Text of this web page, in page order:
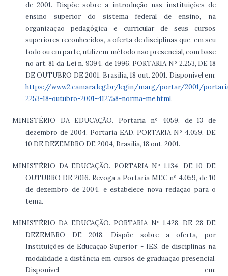
de 2001. Dispõe sobre a introdução nas instituições de
ensino superior do sistema federal de ensino, na
organização pedagógica e curricular de seus cursos
superiores reconhecidos, a oferta de disciplinas que, em seu
todo ou em parte, utilizem método não presencial, com base
no art. 81 da Lei n. 9394, de 1996. PORTARIA Nº 2.253, DE 18
DE OUTUBRO DE 2001, Brasília, 18 out. 2001. Disponível em:
https://www2.camara.leg.br/legin/marg/portar/2001/
2253-18-outubro-2001-412758-norma-me.html.
MINISTÉRIO DA EDUCAÇÃO. Portaria nº 4059, de 13 de
dezembro de 2004. Portaria EAD. PORTARIA Nº 4.059, DE
10 DE DEZEMBRO DE 2004, Brasília, 18 out. 2001.
MINISTÉRIO DA EDUCAÇÃO. PORTARIA Nº 1.134, DE 10 DE
OUTUBRO DE 2016. Revoga a Portaria MEC nº 4.059, de 10
de dezembro de 2004, e estabelece nova redação para o
tema.
MINISTÉRIO DA EDUCAÇÃO. PORTARIA Nº 1.428, DE 28 DE
DEZEMBRO DE 2018. Dispõe sobre a oferta, por
Instituições de Educação Superior - IES, de disciplinas na
modalidade a distância em cursos de graduação presencial.
Disponível em: